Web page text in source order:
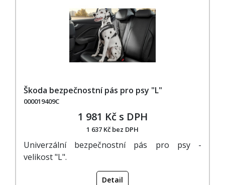
Škoda bezpečnostní pás pro psy "L"
000019409C
1 981 Kč s DPH
1 637 Kč bez DPH
Univerzální bezpečnostní pás pro psy -
velikost "L".
Detail